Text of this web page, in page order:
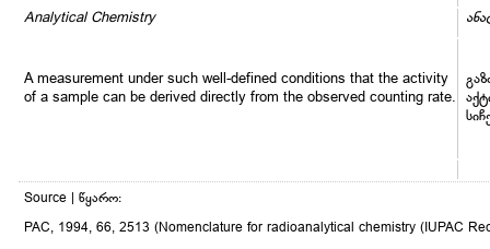
Analytical Chemistry
A measurement under such well-defined conditions that the activity
of a sample can be derived directly from the observed counting rate.
Source | წყარო:
PAC, 1994, 66, 2513 (Nomenclature for radioanalytical chemistry (IUPAC